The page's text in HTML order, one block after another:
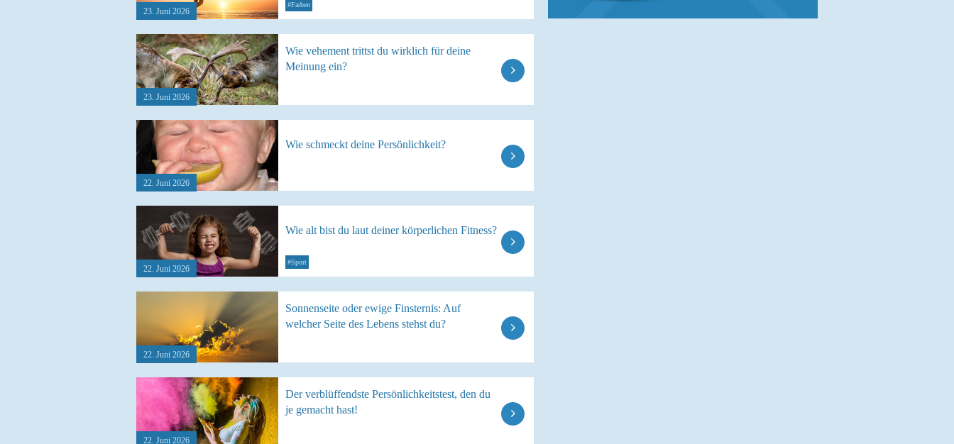
23. Juni 2026
#Farben
23. Juni 2026
Wie vehement trittst du wirklich für deine
Meinung ein?
22. Juni 2026
Wie schmeckt deine Persönlichkeit?
22. Juni 2026
Wie alt bist du laut deiner körperlichen Fitness?
#Sport
22. Juni 2026
Sonnenseite oder ewige Finsternis: Auf
welcher Seite des Lebens stehst du?
22. Juni 2026
Der verblüffendste Persönlichkeitstest, den du
je gemacht hast!